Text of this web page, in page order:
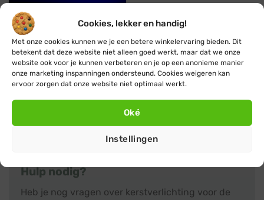
Cookies, lekker en handig!
Met onze cookies kunnen we je een betere winkelervaring bieden. Dit
betekent dat deze website niet alleen goed werkt, maar dat we onze
website ook voor je kunnen verbeteren en je op een anonieme manier
onze marketing inspanningen ondersteund. Cookies weigeren kan
ervoor zorgen dat onze website niet optimaal werkt.
Oké
Instellingen
Professioneel
Koppelbaar
Blynx Festoon
Prikkabel · Lichtsnoer ·
Koppelbaar · Lampen: 6
kleuren
Hulp nodig?
Heb je nog vragen over kerstverlichting voor de